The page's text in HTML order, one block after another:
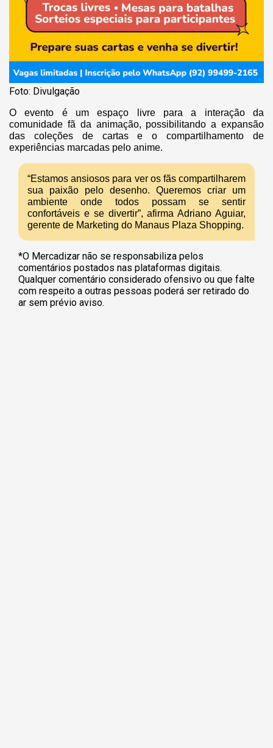
Foto: Divulgação
O evento é um espaço livre para a interação da
comunidade fã da animação, possibilitando a expansão
das coleções de cartas e o compartilhamento de
experiências marcadas pelo anime.
“Estamos ansiosos para ver os fãs compartilharem
sua paixão pelo desenho. Queremos criar um
ambiente onde todos possam se sentir
confortáveis e se divertir”, afirma Adriano Aguiar,
gerente de Marketing do Manaus Plaza Shopping.
*O Mercadizar não se responsabiliza pelos
comentários postados nas plataformas digitais.
Qualquer comentário considerado ofensivo ou que falte
com respeito a outras pessoas poderá ser retirado do
ar sem prévio aviso.